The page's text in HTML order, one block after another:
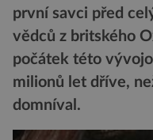
první savci před
vědců z britského
počátek této
milionů let dříve,
domníval.